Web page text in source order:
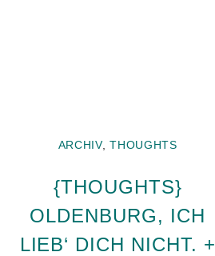
ARCHIV,THOUGHTS
{THOUGHTS}
OLDENBURG, ICH
LIEB‘ DICH NICHT. +